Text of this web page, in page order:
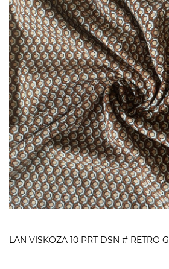
LAN VISKOZA 10 PRT DSN # RETRO